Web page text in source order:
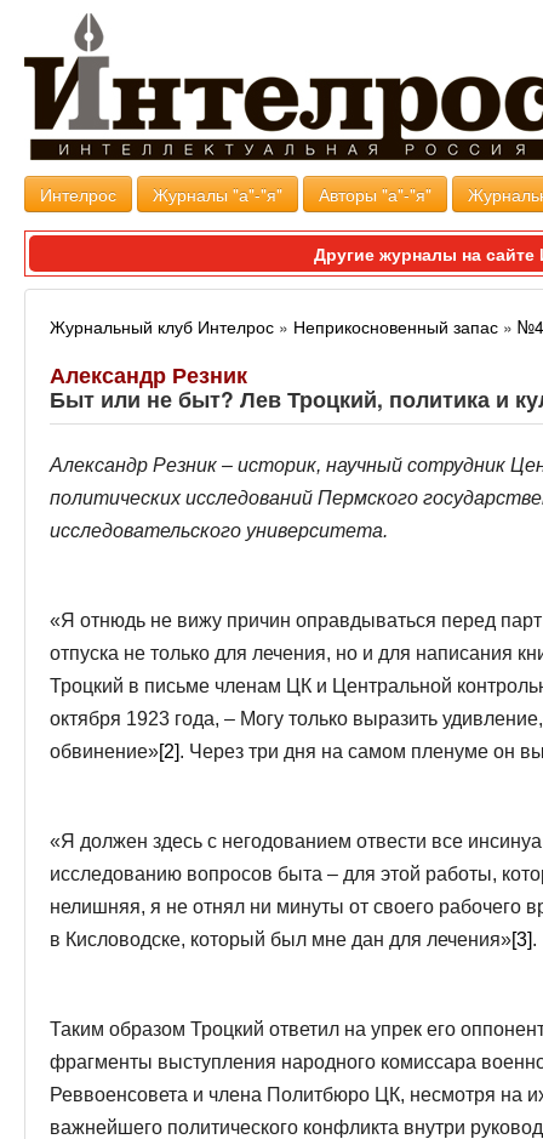
Интелрос Журналы "а"-"я" Авторы "а"-"я"
Другие журналы на
Журнальный клуб Интелрос » Неприкосновенный запас »
Александр Резник
Быт или не быт? Лев Троцкий, политика и
Александр Резник – историк, научный сотрудник
политических исследований Пермского
исследовательского университета.
«Я отнюдь не вижу причин оправдываться перед
отпуска не только для лечения, но и для написания
Троцкий в письме членам ЦК и Центральной
октября 1923 года, – Могу только выразить
обвинение»[2]. Через три дня на самом пленуме он
«Я должен здесь с негодованием отвести все
исследованию вопросов быта – для этой работы,
нелишняя, я не отнял ни минуты от своего рабочего
в Кисловодске, который был мне дан для лечения»[3].
Таким образом Троцкий ответил на упрек его
фрагменты выступления народного комиссара
Реввоенсовета и члена Политбюро ЦК, несмотря на
важнейшего политического конфликта внутри